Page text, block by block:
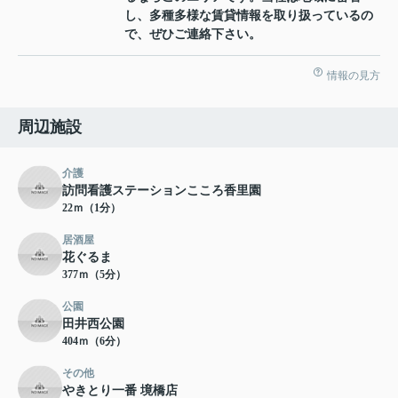
し、多種多様な賃貸情報を取り扱っているの
で、ぜひご連絡下さい。
情報の見方
周辺施設
介護
訪問看護ステーションこころ香里園
22ｍ（1分）
居酒屋
花ぐるま
377ｍ（5分）
公園
田井西公園
404ｍ（6分）
その他
やきとり一番 境橋店